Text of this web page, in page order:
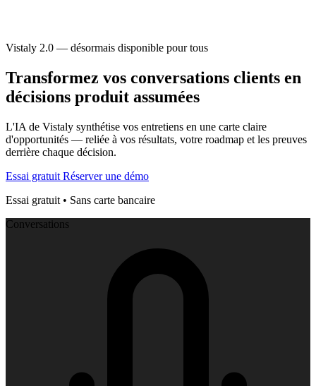
Vistaly 2.0 — désormais disponible pour tous
Transformez vos conversations clients en
décisions produit assumées
L'IA de Vistaly synthétise vos entretiens en une carte claire
d'opportunités — reliée à vos résultats, votre roadmap et les preuves
derrière chaque décision.
Essai gratuit Réserver une démo
Essai gratuit • Sans carte bancaire
Conversations